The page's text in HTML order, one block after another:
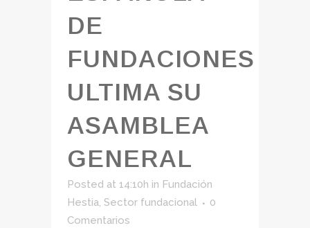
DE
FUNDACIONES
ULTIMA SU
ASAMBLEA
GENERAL
Posted at 14:10h in Fundación
Hestia, Sector fundacional
0
Comentarios